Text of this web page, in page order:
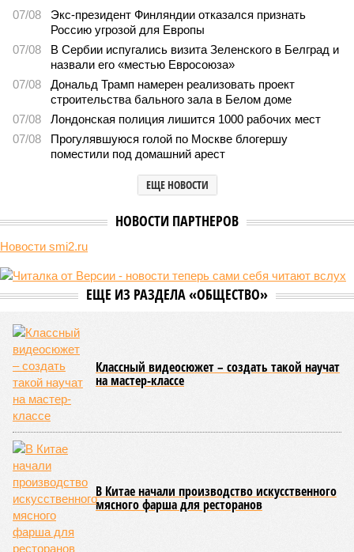
07/08
Экс-президент Финляндии отказался признать
Россию угрозой для Европы
07/08
В Сербии испугались визита Зеленского в Белград и
назвали его «местью Евросоюза»
07/08
Дональд Трамп намерен реализовать проект
строительства бального зала в Белом доме
07/08
Лондонская полиция лишится 1000 рабочих мест
07/08
Прогулявшуюся голой по Москве блогершу
поместили под домашний арест
ЕЩЕ НОВОСТИ
НОВОСТИ ПАРТНЕРОВ
Новости smi2.ru
ЕЩЕ ИЗ РАЗДЕЛА «ОБЩЕСТВО»
Классный видеосюжет – создать такой научат
на мастер-классе
В Китае начали производство искусственного
мясного фарша для ресторанов